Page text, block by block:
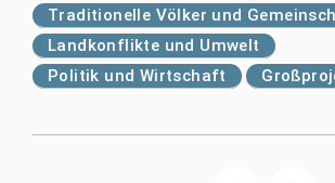
Traditionelle Völker und
Landkonflikte und Umwelt
Politik und Wirtschaft